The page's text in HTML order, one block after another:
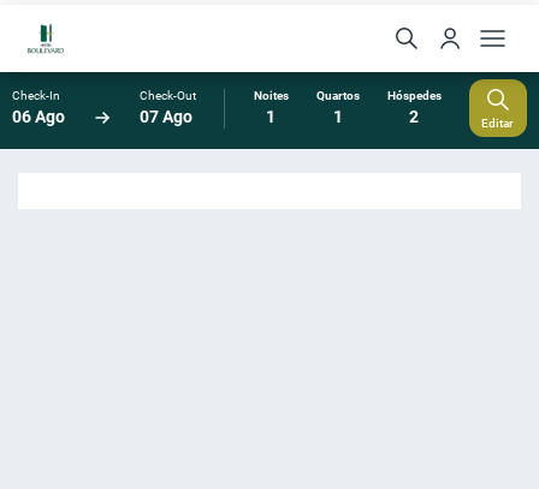
Check-In
06 Ago
Check-Out
07 Ago
Noites
1
Quartos
1
Hóspedes
2 Editar